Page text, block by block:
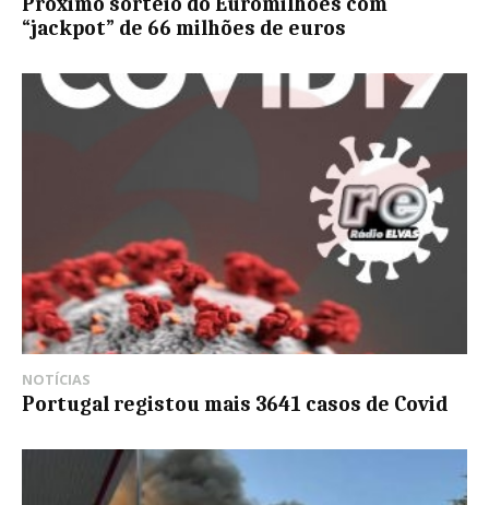
“jackpot” de 66 milhões de euros
NOTÍCIAS
Portugal registou mais 3641 casos de Covid